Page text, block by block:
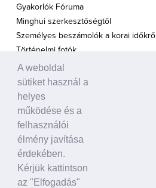
Gyakorlók Fóruma
Minghui szerkesztőségtől
Személyes beszámolók a korai időkről
Történelmi fotók
A TÁMOGATÁS HANGJA
Politikusok
Civil szervezetek, ENSZ
Egyéb
A VILÁG HÍREI
HAGYOMÁNYOS KÍNAI KULTÚRA
A weboldal
sütiket használ a
helyes
működése és a
felhasználói
élmény javítása
érdekében.
Kérjük kattintson
az "Elfogadás"